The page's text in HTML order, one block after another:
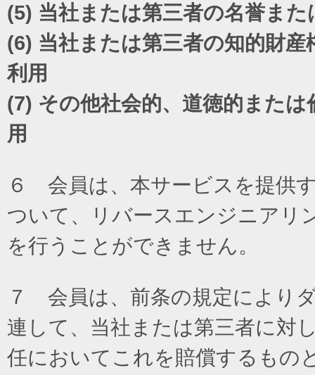
(5) 当社または第三者の名誉ま
(6) 当社または第三者の知的財
利用
(7) その他社会的、道徳的また
用
６ 会員は、本サービスを提供
ついて、リバースエンジニアリ
を行うことができません。
７ 会員は、前条の規定により
連して、当社または第三者に対
任においてこれを賠償するもの